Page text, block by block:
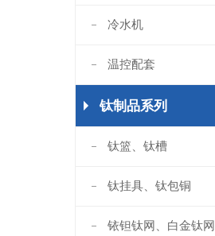
冷水机
温控配套
钛制品系列
钛篮、钛槽
钛挂具、钛包铜
铱钽钛网、白金钛网